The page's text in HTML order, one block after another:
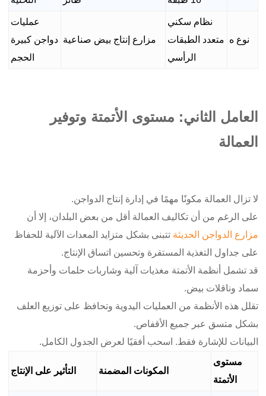
نوع ه
نظام سكني
متعدد الطبقات
الرأسي
مزارع إنتاج بيض صناعية
عمليات
دواجن كبيرة
الحجم
العامل الثاني: مستوى الأتمتة وتوفير
العمالة
لا تزال العمالة مكونًا مهمًا في إدارة إنتاج الدواجن.
على الرغم من أن تكاليف العمالة أقل من بعض البلدان، إلا أن
مزارع الدواجن الحديثة تتبنى بشكل متزايد المعدات الآلية للحفاظ
على جداول التغذية المستقرة وتحسين اتساق الإنتاج.
قد تشمل أنظمة الأتمتة مغذيات آلية وشاربات حلمات وأحزمة
سماد وناقلات بيض.
تقلل هذه الأنظمة من العمليات اليدوية وتحافظ على توزيع العلف
بشكل متسق عبر جميع الأقفاص.
البيانات للإشارة فقط. اسحب أفقيًا لعرض الجدول الكامل.
مستوى
الأتمتة
المكونات المضمنة التأثير على الإنتاج